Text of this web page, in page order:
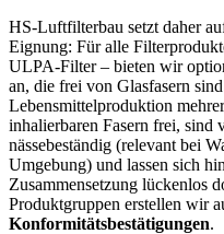
HS-Luftfilterbau setzt daher
Eignung: Für alle
ULPA-Filter – bieten wir
an, die frei von Glasfasern
Lebensmittelproduktion
inhalierbaren Fasern frei, sind
nässebeständig (relevant bei
Umgebung) und lassen sich
Zusammensetzung lückenlos
Produktgruppen erstellen wir
Konformitätsbestätigungen.